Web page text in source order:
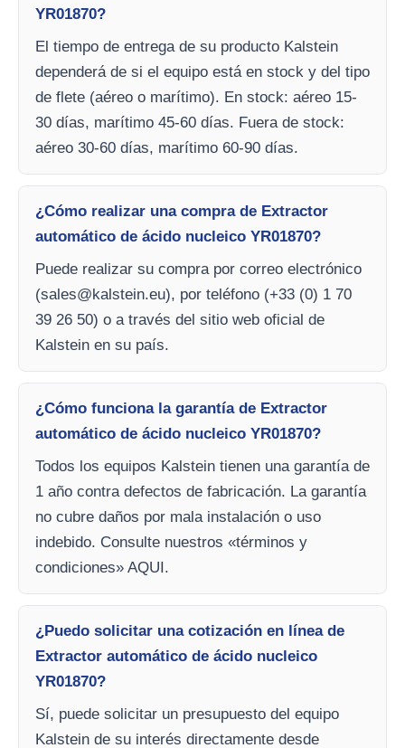
YR01870?
El tiempo de entrega de su producto Kalstein
dependerá de si el equipo está en stock y del tipo
de flete (aéreo o marítimo). En stock: aéreo 15-
30 días, marítimo 45-60 días. Fuera de stock:
aéreo 30-60 días, marítimo 60-90 días.
¿Cómo realizar una compra de Extractor
automático de ácido nucleico YR01870?
Puede realizar su compra por correo electrónico
(sales@kalstein.eu), por teléfono (+33 (0) 1 70
39 26 50) o a través del sitio web oficial de
Kalstein en su país.
¿Cómo funciona la garantía de Extractor
automático de ácido nucleico YR01870?
Todos los equipos Kalstein tienen una garantía de
1 año contra defectos de fabricación. La garantía
no cubre daños por mala instalación o uso
indebido. Consulte nuestros «términos y
condiciones» AQUI.
¿Puedo solicitar una cotización en línea de
Extractor automático de ácido nucleico
YR01870?
Sí, puede solicitar un presupuesto del equipo
Kalstein de su interés directamente desde